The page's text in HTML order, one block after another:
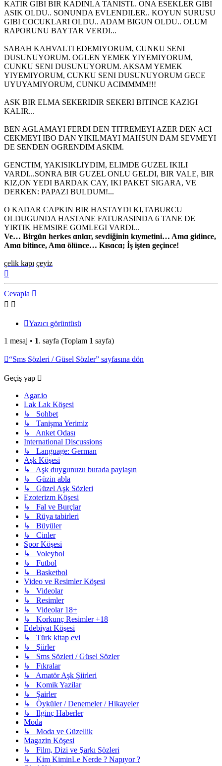
KATIR GIBI BIR KADINLA TANISTI.. ONA ESEKLER GIBI
ASIK OLDU.. SONUNDA EVLENDILER.. KOYUN SURUSU
GIBI COCUKLARI OLDU.. ADAM BIGUN OLDU.. OLUM
RAPORUNU BAYTAR VERDI...
SABAH KAHVALTI EDEMIYORUM, CUNKU SENI
DUSUNUYORUM. OGLEN YEMEK YIYEMIYORUM,
CUNKU SENI DUSUNUYORUM. AKSAM YEMEK
YIYEMIYORUM, CUNKU SENI DUSUNUYORUM GECE
UYUYAMIYORUM, CUNKU ACIMMMM!!!
ASK BIR ELMA SEKERIDIR SEKERI BITINCE KAZIGI
KALIR...
BEN AGLAMAYI FERDI DEN TITREMEYI AZER DEN ACI
CEKMEYI IBO DAN YIKILMAYI MAHSUN DAM SEVMEYI
DE SENDEN OGRENDIM ASKIM.
GENCTIM, YAKISIKLIYDIM, ELIMDE GUZEL IKILI
VARDI...SONRA BIR GUZEL ONLU GELDI, BIR VALE, BIR
KIZ,ON YEDI BARDAK CAY, IKI PAKET SIGARA, VE
DERKEN: PAPAZI BULDUM!...
O KADAR CAPKIN BIR HASTAYDI KI,TABURCU
OLDUGUNDA HASTANE FATURASINDA 6 TANE DE
YIRTIK HEMSIRE GOMLEGI VARDI...
Ve… Birgün herkes ɑnlɑr, sevdiğinin kıymetini… Amɑ gidince,
Amɑ bitince, Amɑ ölünce… Kısɑcɑ; İş işten geçince!
çelik kapı çeyiz
Cevapla
Yazıcı görüntüsü
1 mesaj • 1. sayfa (Toplam 1 sayfa)
“Sms Sözleri / Güsel Sözler” sayfasına dön
Geçiş yap
Agar.io
Lak Lak Köşesi
↳ Sohbet
↳ Tanişma Yerimiz
↳ Anket Odası
International Discussions
↳ Language: German
Aşk Köşesi
↳ Aşk duygunuzu burada paylaşın
↳ Güzin abla
↳ Güzel Aşk Sözleri
Ezoterizm Köşesi
↳ Fal ve Burçlar
↳ Rüya tabirleri
↳ Büyüler
↳ Cinler
Spor Köşesi
↳ Voleybol
↳ Futbol
↳ Basketbol
Video ve Resimler Köşesi
↳ Videolar
↳ Resimler
↳ Videolar 18+
↳ Korkunç Resimler +18
Edebiyat Köşesi
↳ Türk kitap evi
↳ Şiirler
↳ Sms Sözleri / Güsel Sözler
↳ Fıkralar
↳ Amatör Aşk Şiirleri
↳ Komik Yazilar
↳ Şairler
↳ Öyküler / Denemeler / Hikayeler
↳ Ilginç Haberler
Moda
↳ Moda ve Güzellik
Magazin Köşesi
↳ Film, Dizi ve Şarkı Sözleri
↳ Kim KiminLe Nerde ? Napıyor ?